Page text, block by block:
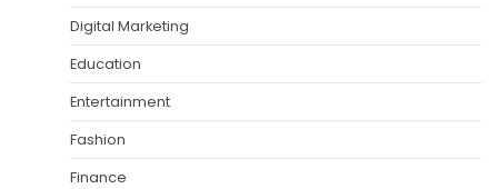
Digital Marketing
Education
Entertainment
Fashion
Finance